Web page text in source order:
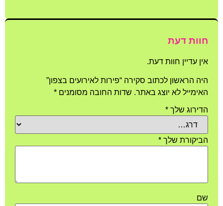
חוות דעת
אין עדיין חוות דעת.
היה הראשון לכתוב סקירה “פירות לאירועים בצפון”
האימייל לא יוצג באתר. שדות החובה מסומנים *
הדירוג שלך *
הביקורת שלך *
שם